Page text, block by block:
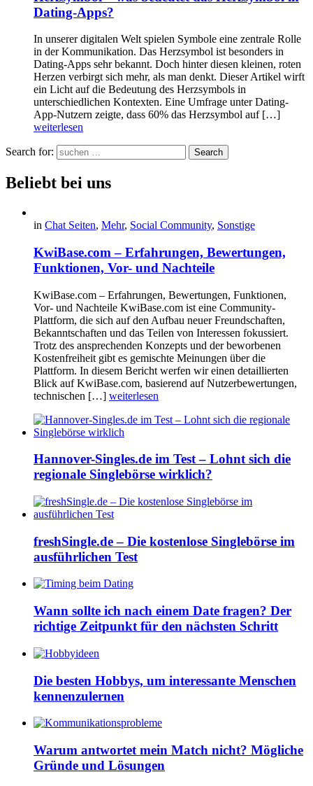
Dating-Apps?
In unserer digitalen Welt spielen Symbole eine zentrale Rolle
in der Kommunikation. Das Herzsymbol ist besonders in
Dating-Apps sehr bekannt. Doch hinter diesen kleinen, roten
Herzen verbirgt sich mehr, als man denkt. Dieser Artikel wirft
ein Licht auf die Bedeutung des Herzsymbols in
unterschiedlichen Kontexten. Eine Umfrage unter Dating-
App-Nutzern zeigte, dass 60% das Herzsymbol auf […]
weiterlesen
Search for: Search
Beliebt bei uns
in Chat Seiten, Mehr, Social Community, Sonstige
KwiBase.com – Erfahrungen, Bewertungen,
Funktionen, Vor- und Nachteile
KwiBase.com – Erfahrungen, Bewertungen, Funktionen,
Vor- und Nachteile KwiBase.com ist eine Community-
Plattform, die sich auf den Aufbau neuer Freundschaften,
Bekanntschaften und das Teilen von Interessen fokussiert.
Trotz des ansprechenden Konzepts und der beworbenen
Kostenfreiheit gibt es gemischte Meinungen über die
Plattform. In diesem Bericht werfen wir einen detaillierten
Blick auf KwiBase.com, basierend auf Nutzerbewertungen,
technischen […] weiterlesen
Hannover-Singles.de im Test – Lohnt sich die
regionale Singlebörse wirklich?
freshSingle.de – Die kostenlose Singlebörse im
ausführlichen Test
Wann sollte ich nach einem Date fragen? Der
richtige Zeitpunkt für den nächsten Schritt
Die besten Hobbys, um interessante Menschen
kennenzulernen
Warum antwortet mein Match nicht? Mögliche
Gründe und Lösungen